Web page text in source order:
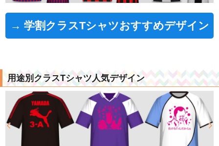
→ 学割クラスTシャツおすすめデザイン
用途別クラスTシャツ人気デザイン